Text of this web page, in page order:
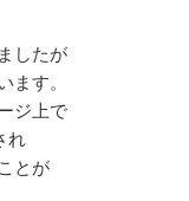
したが
ます。
ジ上で
れ
とが